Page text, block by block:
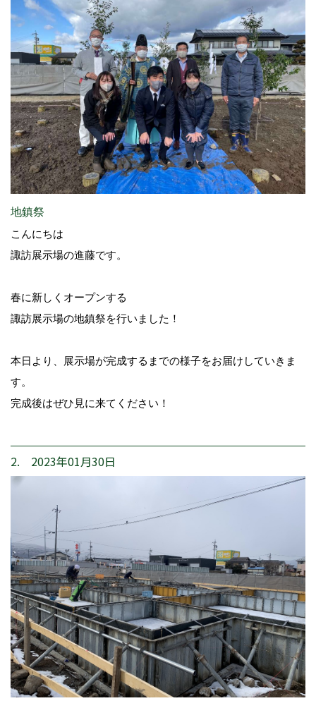
地鎮祭
こんにちは
諏訪展示場の進藤です。
春に新しくオープンする
諏訪展示場の地鎮祭を行いました！
本日より、展示場が完成するまでの様子をお届けしていきま
す。
完成後はぜひ見に来てください！
2. 2023年01月30日